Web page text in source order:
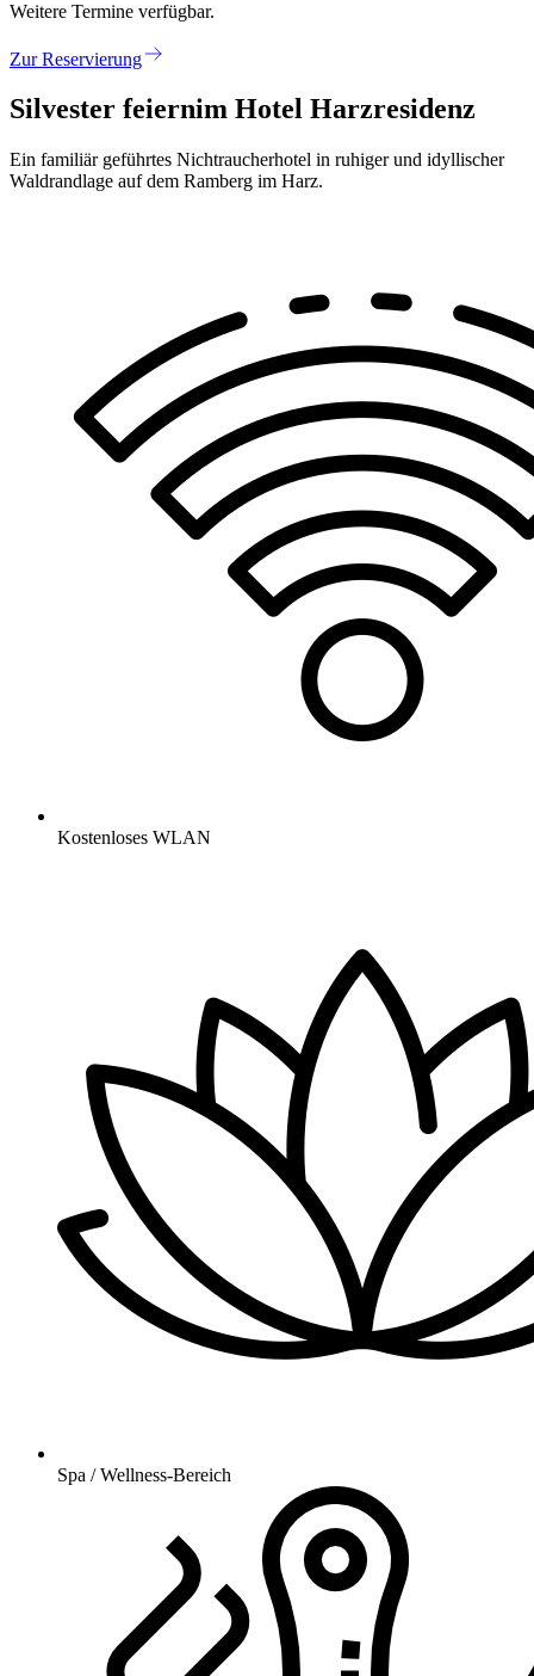
Weitere Termine verfügbar.
Zur Reservierung
Silvester feiernim Hotel Harzresidenz
Ein familiär geführtes Nichtraucherhotel in ruhiger und idyllischer
Waldrandlage auf dem Ramberg im Harz.
Kostenloses WLAN
Spa / Wellness-Bereich